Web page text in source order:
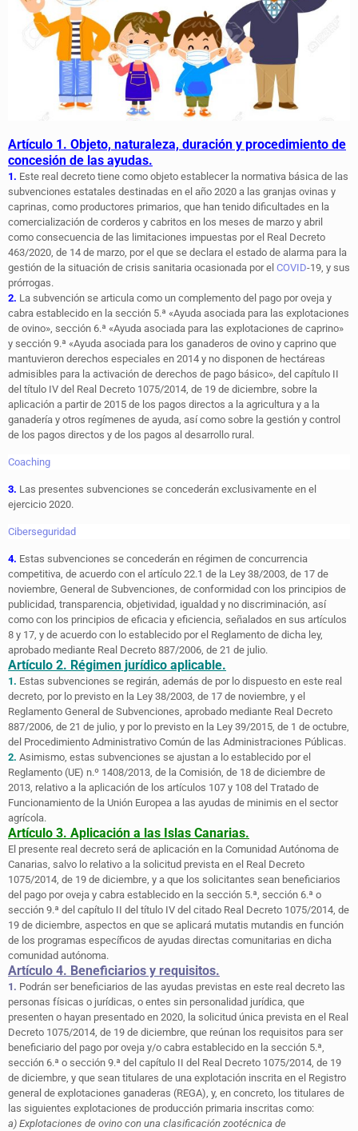
Artículo 1. Objeto, naturaleza, duración y procedimiento de
concesión de las ayudas.
1. Este real decreto tiene como objeto establecer la normativa básica de las
subvenciones estatales destinadas en el año 2020 a las granjas ovinas y
caprinas, como productores primarios, que han tenido dificultades en la
comercialización de corderos y cabritos en los meses de marzo y abril
como consecuencia de las limitaciones impuestas por el Real Decreto
463/2020, de 14 de marzo, por el que se declara el estado de alarma para la
gestión de la situación de crisis sanitaria ocasionada por el COVID-19, y sus
prórrogas.
2. La subvención se articula como un complemento del pago por oveja y
cabra establecido en la sección 5.ª «Ayuda asociada para las explotaciones
de ovino», sección 6.ª «Ayuda asociada para las explotaciones de caprino»
y sección 9.ª «Ayuda asociada para los ganaderos de ovino y caprino que
mantuvieron derechos especiales en 2014 y no disponen de hectáreas
admisibles para la activación de derechos de pago básico», del capítulo II
del título IV del Real Decreto 1075/2014, de 19 de diciembre, sobre la
aplicación a partir de 2015 de los pagos directos a la agricultura y a la
ganadería y otros regímenes de ayuda, así como sobre la gestión y control
de los pagos directos y de los pagos al desarrollo rural.
Coaching
3. Las presentes subvenciones se concederán exclusivamente en el
ejercicio 2020.
Ciberseguridad
4. Estas subvenciones se concederán en régimen de concurrencia
competitiva, de acuerdo con el artículo 22.1 de la Ley 38/2003, de 17 de
noviembre, General de Subvenciones, de conformidad con los principios de
publicidad, transparencia, objetividad, igualdad y no discriminación, así
como con los principios de eficacia y eficiencia, señalados en sus artículos
8 y 17, y de acuerdo con lo establecido por el Reglamento de dicha ley,
aprobado mediante Real Decreto 887/2006, de 21 de julio.
Artículo 2. Régimen jurídico aplicable.
1. Estas subvenciones se regirán, además de por lo dispuesto en este real
decreto, por lo previsto en la Ley 38/2003, de 17 de noviembre, y el
Reglamento General de Subvenciones, aprobado mediante Real Decreto
887/2006, de 21 de julio, y por lo previsto en la Ley 39/2015, de 1 de octubre,
del Procedimiento Administrativo Común de las Administraciones Públicas.
2. Asimismo, estas subvenciones se ajustan a lo establecido por el
Reglamento (UE) n.º 1408/2013, de la Comisión, de 18 de diciembre de
2013, relativo a la aplicación de los artículos 107 y 108 del Tratado de
Funcionamiento de la Unión Europea a las ayudas de minimis en el sector
agrícola.
Artículo 3. Aplicación a las Islas Canarias.
El presente real decreto será de aplicación en la Comunidad Autónoma de
Canarias, salvo lo relativo a la solicitud prevista en el Real Decreto
1075/2014, de 19 de diciembre, y a que los solicitantes sean beneficiarios
del pago por oveja y cabra establecido en la sección 5.ª, sección 6.ª o
sección 9.ª del capítulo II del título IV del citado Real Decreto 1075/2014, de
19 de diciembre, aspectos en que se aplicará mutatis mutandis en función
de los programas específicos de ayudas directas comunitarias en dicha
comunidad autónoma.
Artículo 4. Beneficiarios y requisitos.
1. Podrán ser beneficiarios de las ayudas previstas en este real decreto las
personas físicas o jurídicas, o entes sin personalidad jurídica, que
presenten o hayan presentado en 2020, la solicitud única prevista en el Real
Decreto 1075/2014, de 19 de diciembre, que reúnan los requisitos para ser
beneficiario del pago por oveja y/o cabra establecido en la sección 5.ª,
sección 6.ª o sección 9.ª del capítulo II del Real Decreto 1075/2014, de 19
de diciembre, y que sean titulares de una explotación inscrita en el Registro
general de explotaciones ganaderas (REGA), y, en concreto, los titulares de
las siguientes explotaciones de producción primaria inscritas como:
a) Explotaciones de ovino con una clasificación zootécnica de